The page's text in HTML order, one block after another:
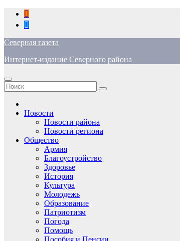
Перейти
содержимому
Северная газета
Интернет-издание Северного района
Новости
Новости района
Новости региона
Общество
Армия
Благоустройство
Здоровье
История
Культура
Молодежь
Образование
Патриотизм
Погода
Помощь
Пособия и Пенсии